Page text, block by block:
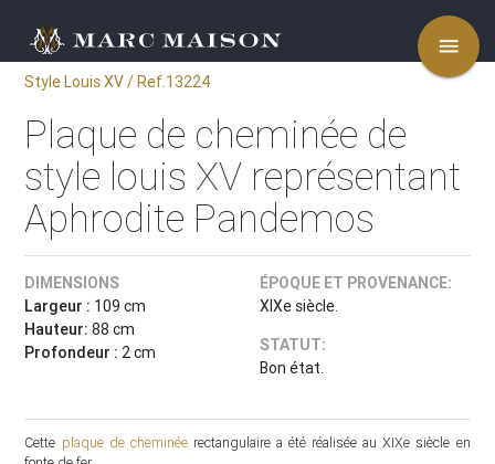
menu
Style Louis XV / Ref.13224
Plaque de cheminée de
style louis XV représentant
Aphrodite Pandemos
DIMENSIONS
Largeur : 109 cm
Hauteur: 88 cm
Profondeur : 2 cm
ÉPOQUE ET PROVENANCE:
XIXe siècle.
STATUT:
Bon état.
Cette plaque de cheminéerectangulaire a été réalisée au XIXe siècle en